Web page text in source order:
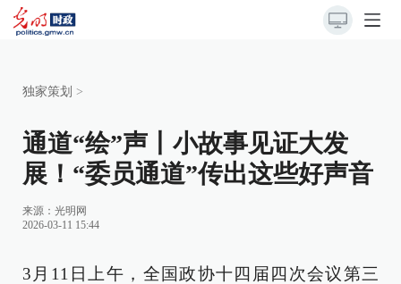
独家策划 >
通道“绘”声丨小故事见证大发
展！“委员通道”传出这些好声音
来源： 光明网
2026-03-11 15:44
3月11日上午，全国政协十四届四次会议第三